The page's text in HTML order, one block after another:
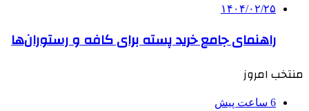
۱۴۰۴/۰۲/۲۵
راهنمای جامع خرید پسته برای کافه و رستوران‌ها
منتخب امروز
6 ساعت پیش